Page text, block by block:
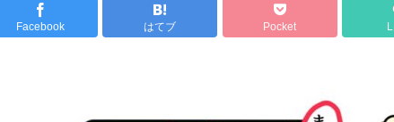
Facebook はてブ Pocket